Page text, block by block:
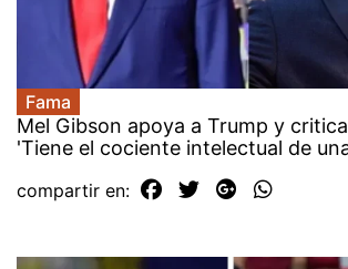
Fama
Mel Gibson apoya a Trump y
'Tiene el cociente intelectual de
compartir en: